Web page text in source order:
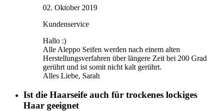
02. Oktober 2019
Kundenservice
Hallo :)
Alle Aleppo Seifen werden nach einem alten
Herstellungsverfahren über längere Zeit bei 200 Grad
gerührt und ist somit nicht kalt gerührt.
Alles Liebe, Sarah
Ist die Haarseife auch für trockenes lockiges
Haar geeignet